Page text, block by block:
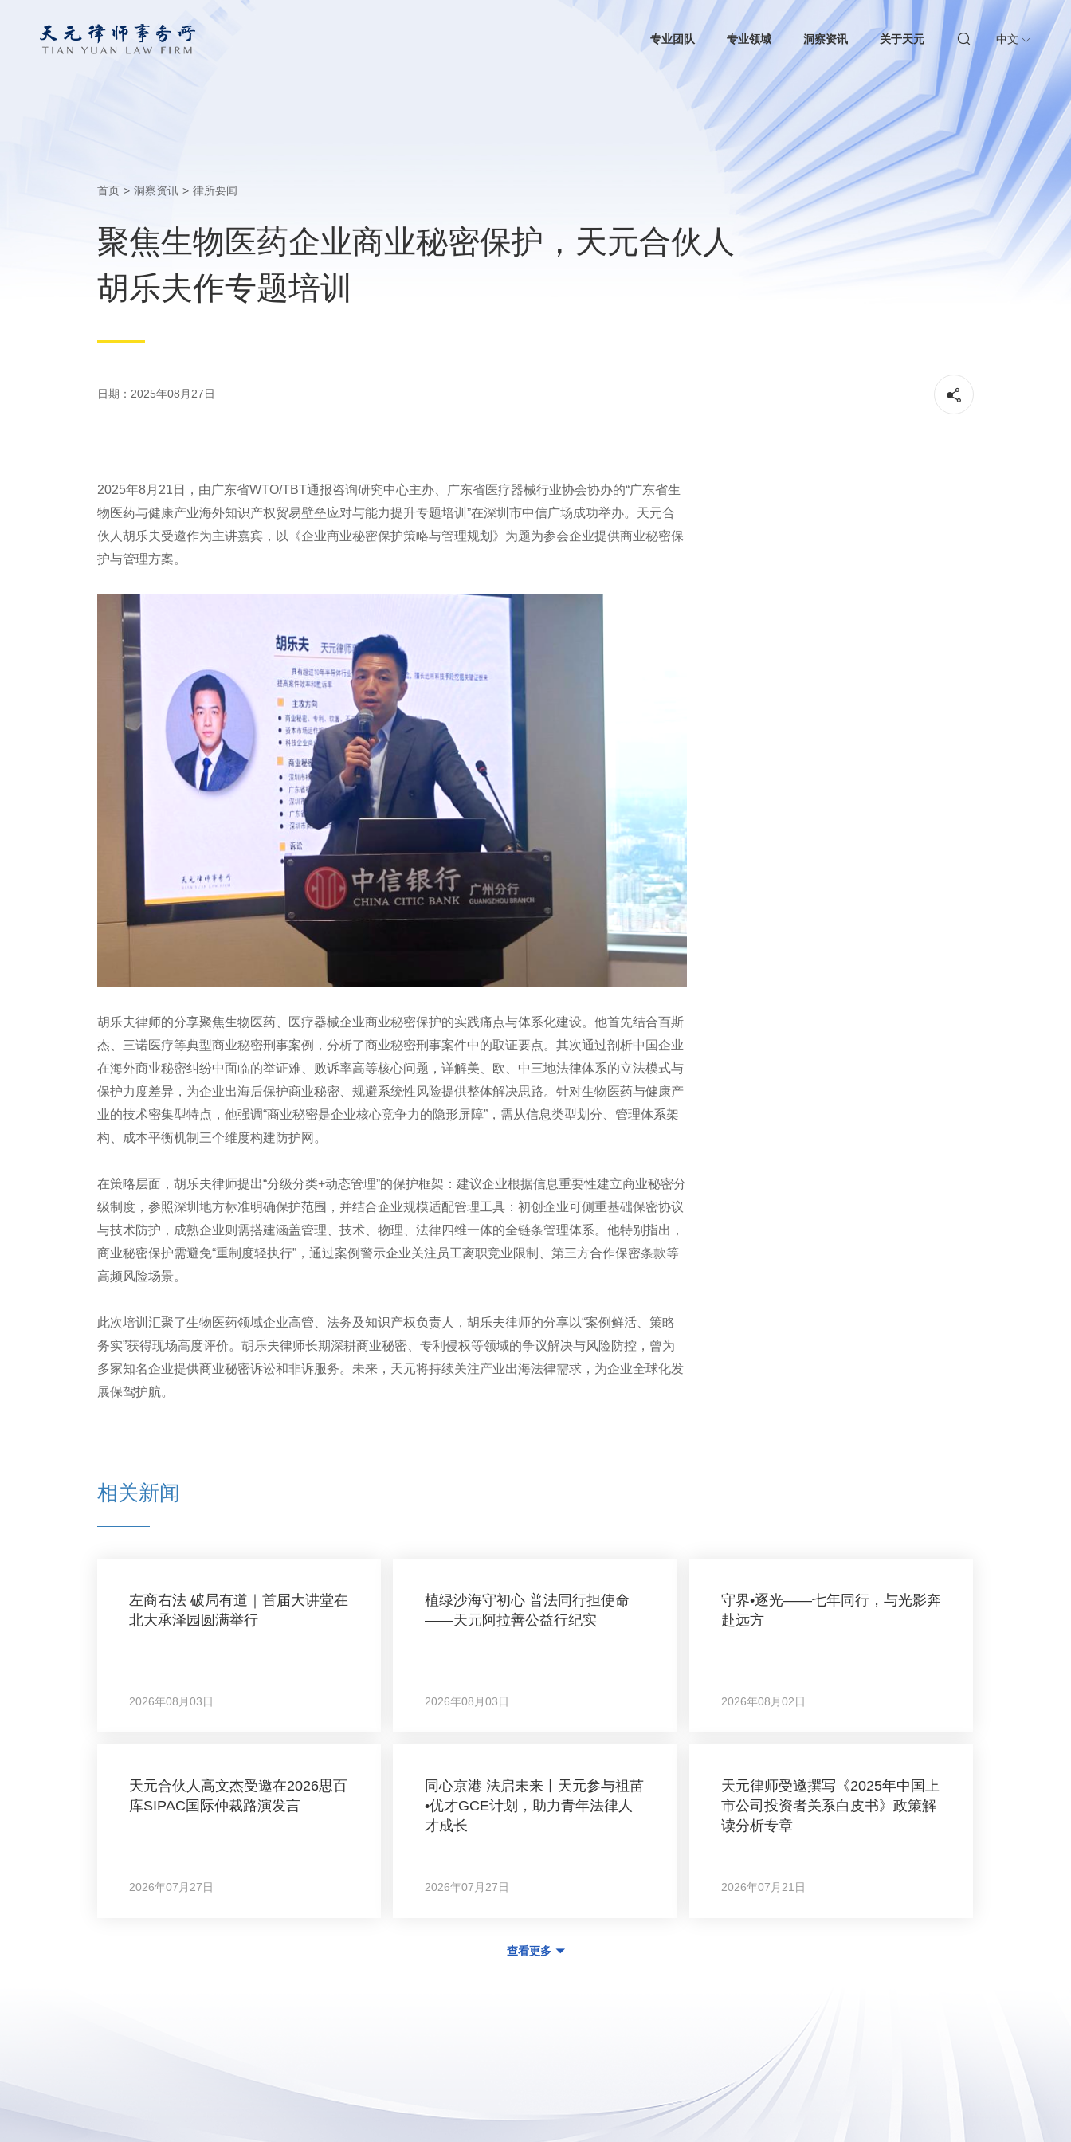
专业团队 专业领域 洞察资讯 关于天元 中文
首页 > 洞察资讯 > 律所要闻
聚焦生物医药企业商业秘密保护，天元合伙人
胡乐夫作专题培训
日期：2025年08月27日
2025年8月21日，由广东省WTO/TBT通报咨询研究中心主办、广东省医疗器械行业协会协办的“广东省生
物医药与健康产业海外知识产权贸易壁垒应对与能力提升专题培训”在深圳市中信广场成功举办。天元合
伙人胡乐夫受邀作为主讲嘉宾，以《企业商业秘密保护策略与管理规划》为题为参会企业提供商业秘密保
护与管理方案。
胡乐夫律师的分享聚焦生物医药、医疗器械企业商业秘密保护的实践痛点与体系化建设。他首先结合百斯
杰、三诺医疗等典型商业秘密刑事案例，分析了商业秘密刑事案件中的取证要点。其次通过剖析中国企业
在海外商业秘密纠纷中面临的举证难、败诉率高等核心问题，详解美、欧、中三地法律体系的立法模式与
保护力度差异，为企业出海后保护商业秘密、规避系统性风险提供整体解决思路。针对生物医药与健康产
业的技术密集型特点，他强调“商业秘密是企业核心竞争力的隐形屏障”，需从信息类型划分、管理体系架
构、成本平衡机制三个维度构建防护网。
在策略层面，胡乐夫律师提出“分级分类+动态管理”的保护框架：建议企业根据信息重要性建立商业秘密分
级制度，参照深圳地方标准明确保护范围，并结合企业规模适配管理工具：初创企业可侧重基础保密协议
与技术防护，成熟企业则需搭建涵盖管理、技术、物理、法律四维一体的全链条管理体系。他特别指出，
商业秘密保护需避免“重制度轻执行”，通过案例警示企业关注员工离职竞业限制、第三方合作保密条款等
高频风险场景。
此次培训汇聚了生物医药领域企业高管、法务及知识产权负责人，胡乐夫律师的分享以“案例鲜活、策略
务实”获得现场高度评价。胡乐夫律师长期深耕商业秘密、专利侵权等领域的争议解决与风险防控，曾为
多家知名企业提供商业秘密诉讼和非诉服务。未来，天元将持续关注产业出海法律需求，为企业全球化发
展保驾护航。
相关新闻
左商右法 破局有道｜首届大讲堂在
北大承泽园圆满举行
2026年08月03日
植绿沙海守初心 普法同行担使命
——天元阿拉善公益行纪实
2026年08月03日
守界•逐光——七年同行，与光影奔
赴远方
2026年08月02日
天元合伙人高文杰受邀在2026思百
库SIPAC国际仲裁路演发言
2026年07月27日
同心京港 法启未来丨天元参与祖苗
•优才GCE计划，助力青年法律人
才成长
2026年07月27日
天元律师受邀撰写《2025年中国上
市公司投资者关系白皮书》政策解
读分析专章
2026年07月21日
查看更多